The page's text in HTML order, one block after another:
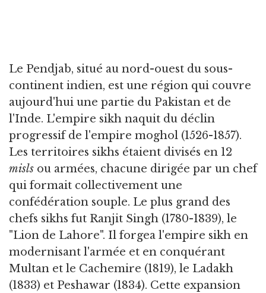
Le Pendjab, situé au nord-ouest du sous-
continent indien, est une région qui couvre
aujourd'hui une partie du Pakistan et de
l'Inde. L'empire sikh naquit du déclin
progressif de l'empire moghol (1526-1857).
Les territoires sikhs étaient divisés en 12
misls ou armées, chacune dirigée par un chef
qui formait collectivement une
confédération souple. Le plus grand des
chefs sikhs fut Ranjit Singh (1780-1839), le
"Lion de Lahore". Il forgea l'empire sikh en
modernisant l'armée et en conquérant
Multan et le Cachemire (1819), le Ladakh
(1833) et Peshawar (1834). Cette expansion